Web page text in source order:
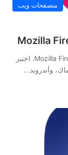
متصفحات ويب
اكتشف تجربة تصفح أسرع وأكثر أمانًا مع Mozilla Firefox Beta. اختبر
وأندرويد…